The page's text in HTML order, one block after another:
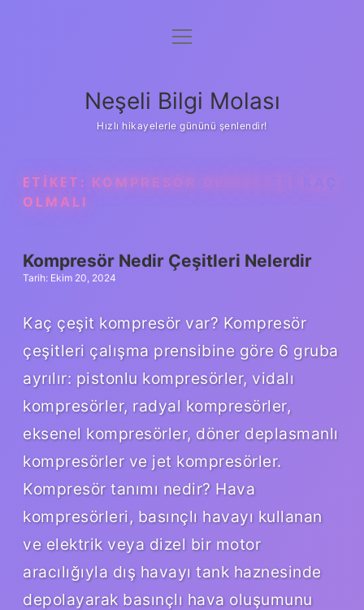
Anasayfa
Yasal Uyarı
menüyü
Neşeli Bilgi Molası
Hızlı hikayelerle gününü şenlendir!
ETIKET: KOMPRESÖR DEĞERLERI KAÇ
OLMALI
Kompresör Nedir Çeşitleri Nelerdir
Tarih: Ekim 20, 2024
Kaç çeşit kompresör var? Kompresör
çeşitleri çalışma prensibine göre 6 gruba
ayrılır: pistonlu kompresörler, vidalı
kompresörler, radyal kompresörler,
eksenel kompresörler, döner deplasmanlı
kompresörler ve jet kompresörler.
Kompresör tanımı nedir? Hava
kompresörleri, basınçlı havayı kullanan
ve elektrik veya dizel bir motor
aracılığıyla dış havayı tank haznesinde
depolayarak basınçlı hava oluşumunu